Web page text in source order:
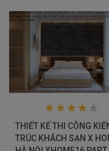
THIẾT KẾ THI CÔNG
TRÚC KHÁCH SẠN X